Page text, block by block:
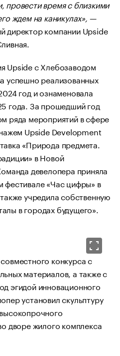
провести время с близкими
ждем на каникулах»,—
директор компании Upside
Upside с Хлебозаводом
успешно реализованных
год и ознаменовала
года. За прошедший год
ряда мероприятий в сфере
Upside Development
«Природа предмета.
в Новой
девелопера приняла
фестивале «Час цифры» в
учредила собственную
в городах будущего».
конкурса с
материалов, а также с
эгидой инновационного
установил скульптуру
дворе жилого комплекса